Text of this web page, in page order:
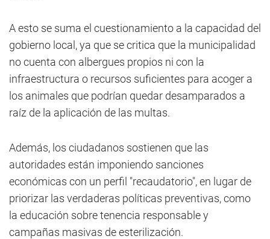
A esto se suma el cuestionamiento a la capacidad del
gobierno local, ya que se critica que la municipalidad
no cuenta con albergues propios ni con la
infraestructura o recursos suficientes para acoger a
los animales que podrían quedar desamparados a
raíz de la aplicación de las multas.
Además, los ciudadanos sostienen que las
autoridades están imponiendo sanciones
económicas con un perfil "recaudatorio", en lugar de
priorizar las verdaderas políticas preventivas, como
la educación sobre tenencia responsable y
campañas masivas de esterilización.